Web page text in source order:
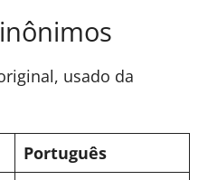
usado da
Português